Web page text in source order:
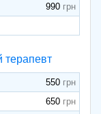
990
терапевт
550
650